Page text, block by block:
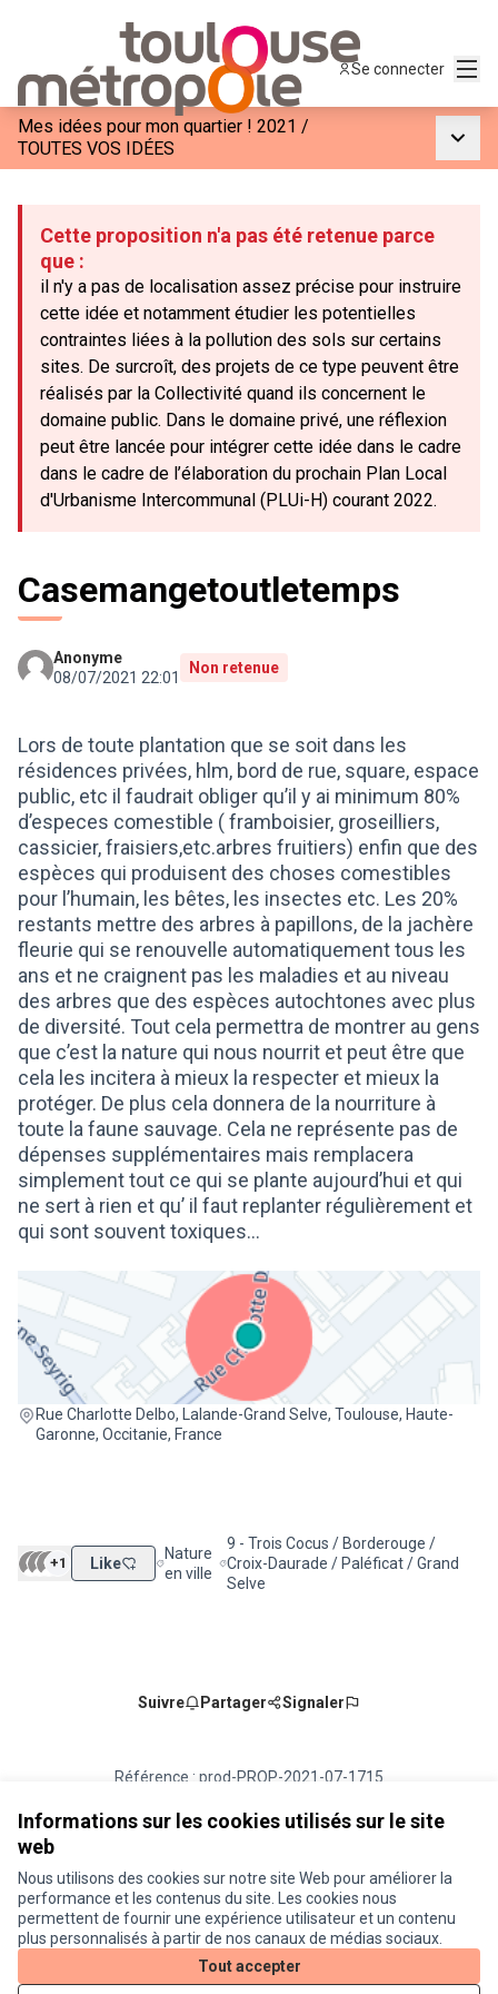
Informations sur les cookies utilisés sur le site
web
Nous utilisons des cookies sur notre site Web pour améliorer la
performance et les contenus du site. Les cookies nous
permettent de fournir une expérience utilisateur et un contenu
plus personnalisés à partir de nos canaux de médias sociaux.
Tout accepter
Se connecter
Mes idées pour mon quartier ! 2021 /
TOUTES VOS IDÉES
Cette proposition n'a pas été retenue parce
que :
il n'y a pas de localisation assez précise pour instruire
cette idée et notamment étudier les potentielles
contraintes liées à la pollution des sols sur certains
sites. De surcroît, des projets de ce type peuvent être
réalisés par la Collectivité quand ils concernent le
domaine public. Dans le domaine privé, une réflexion
peut être lancée pour intégrer cette idée dans le cadre
dans le cadre de l’élaboration du prochain Plan Local
d'Urbanisme Intercommunal (PLUi-H) courant 2022.
Casemangetoutletemps
Anonyme
08/07/2021 22:01
Non retenue
Lors de toute plantation que se soit dans les
résidences privées, hlm, bord de rue, square, espace
public, etc il faudrait obliger qu’il y ai minimum 80%
d’especes comestible ( framboisier, groseilliers,
cassicier, fraisiers,etc.arbres fruitiers) enfin que des
espèces qui produisent des choses comestibles
pour l’humain, les bêtes, les insectes etc. Les 20%
restants mettre des arbres à papillons, de la jachère
fleurie qui se renouvelle automatiquement tous les
ans et ne craignent pas les maladies et au niveau
des arbres que des espèces autochtones avec plus
de diversité. Tout cela permettra de montrer au gens
que c’est la nature qui nous nourrit et peut être que
cela les incitera à mieux la respecter et mieux la
protéger. De plus cela donnera de la nourriture à
toute la faune sauvage. Cela ne représente pas de
dépenses supplémentaires mais remplacera
simplement tout ce qui se plante aujourd’hui et qui
ne sert à rien et qu’ il faut replanter régulièrement et
qui sont souvent toxiques...
Rue Charlotte Delbo, Lalande-Grand Selve, Toulouse, Haute-
Garonne, Occitanie, France
(Lien externe)
+1 Like Filtrer les résultats de la catégorie : Nature en ville
Nature
en ville Filtrer les résultats pour le secteur : 9 -
9 - Trois Cocus / Borderouge /
Croix-Daurade / Paléficat / Grand
Selve
Suivre Partager Signaler
Référence : prod-PROP-2021-07-1715
Vérifiez l'empreinte numérique
Conditions d'utilisation
Paramètres des cookies
Je participe ! sur X
(Lien externe)
Je participe ! sur Facebook
Je participe ! sur Instagram